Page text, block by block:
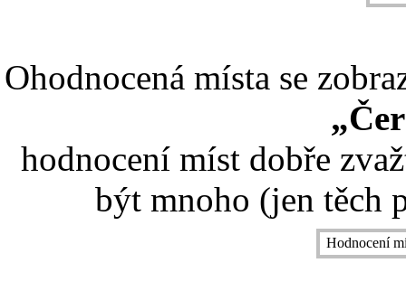
Ohodnocená místa se
hodnocení míst dobře
být mnoho (jen těch
Hodnocení